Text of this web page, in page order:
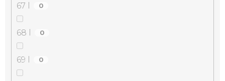
67 l 0
68 l 0
69 l 0